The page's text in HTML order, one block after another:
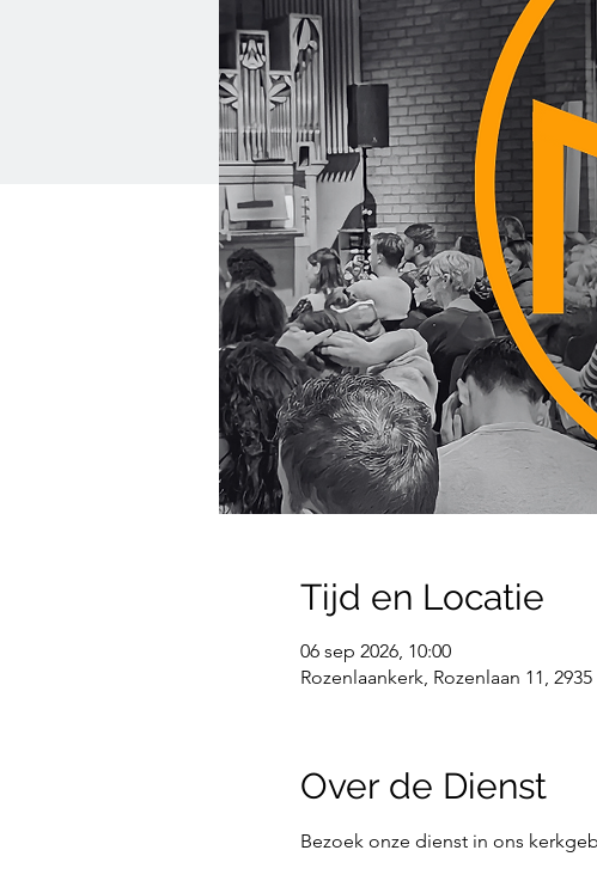
Tijd en Locatie
06 sep 2026, 10:00
Rozenlaankerk, Rozenlaan 11,
Over de Dienst
Bezoek onze dienst in ons